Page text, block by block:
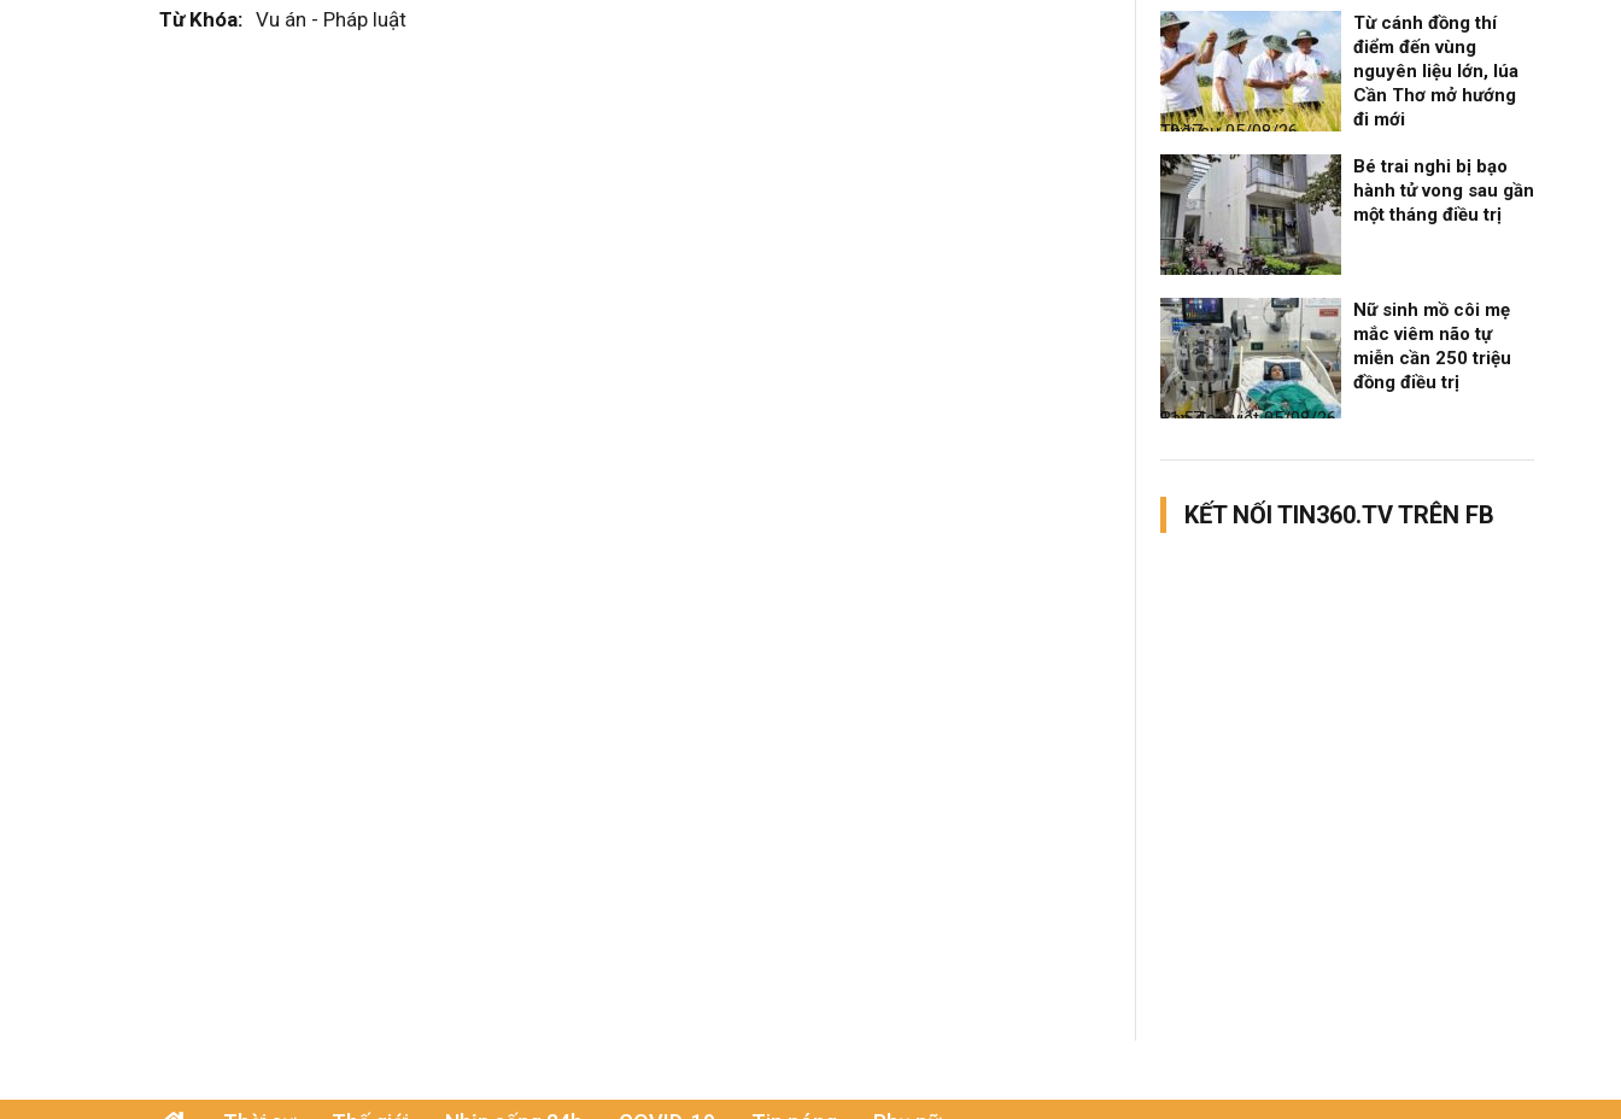
Từ Khóa: Vu án - Pháp luật
Thời sự
05/08/26, 19:17
Từ cánh đồng thí
điểm đến vùng
nguyên liệu lớn, lúa
Cần Thơ mở hướng
đi mới
Thời sự
05/08/26, 12:06
Bé trai nghi bị bạo
hành tử vong sau gần
một tháng điều trị
Bạn đọc viết
05/08/26, 11:57
Nữ sinh mồ côi mẹ
mắc viêm não tự
miễn cần 250 triệu
đồng điều trị
KẾT NỐI TIN360.TV TRÊN FB